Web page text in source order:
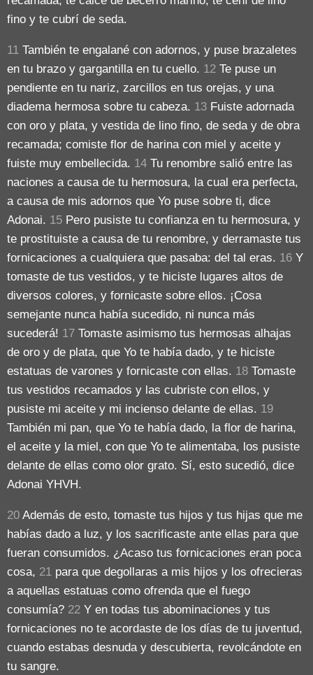
fino y te cubrí de seda.
11 También te engalané con adornos, y puse brazaletes
en tu brazo y gargantilla en tu cuello. 12 Te puse un
pendiente en tu nariz, zarcillos en tus orejas, y una
diadema hermosa sobre tu cabeza. 13 Fuiste adornada
con oro y plata, y vestida de lino fino, de seda y de obra
recamada; comiste flor de harina con miel y aceite y
fuiste muy embellecida. 14 Tu renombre salió entre las
naciones a causa de tu hermosura, la cual era perfecta,
a causa de mis adornos que Yo puse sobre ti, dice
Adonai. 15 Pero pusiste tu confianza en tu hermosura, y
te prostituiste a causa de tu renombre, y derramaste tus
fornicaciones a cualquiera que pasaba: del tal eras. 16 Y
tomaste de tus vestidos, y te hiciste lugares altos de
diversos colores, y fornicaste sobre ellos. ¡Cosa
semejante nunca había sucedido, ni nunca más
sucederá! 17 Tomaste asimismo tus hermosas alhajas
de oro y de plata, que Yo te había dado, y te hiciste
estatuas de varones y fornicaste con ellas. 18 Tomaste
tus vestidos recamados y las cubriste con ellos, y
pusiste mi aceite y mi incienso delante de ellas. 19
También mi pan, que Yo te había dado, la flor de harina,
el aceite y la miel, con que Yo te alimentaba, los pusiste
delante de ellas como olor grato. Sí, esto sucedió, dice
Adonai YHVH.
20 Además de esto, tomaste tus hijos y tus hijas que me
habías dado a luz, y los sacrificaste ante ellas para que
fueran consumidos. ¿Acaso tus fornicaciones eran poca
cosa, 21 para que degollaras a mis hijos y los ofrecieras
a aquellas estatuas como ofrenda que el fuego
consumía? 22 Y en todas tus abominaciones y tus
fornicaciones no te acordaste de los días de tu juventud,
cuando estabas desnuda y descubierta, revolcándote en
tu sangre.